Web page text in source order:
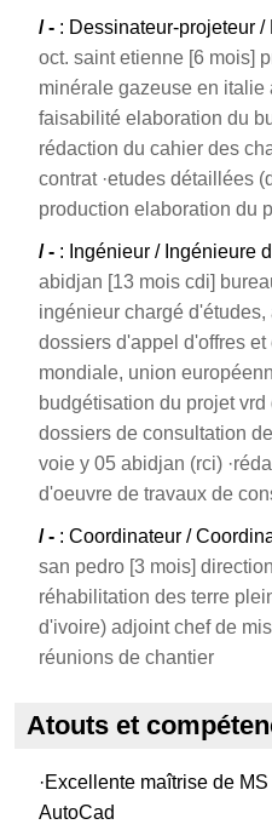
/ - : Dessinateur-projeteur
oct. saint etienne [6 mois]
minérale gazeuse en italie
faisabilité elaboration du
rédaction du cahier des
contrat ·etudes détaillées
production elaboration du
/ - : Ingénieur / Ingénieure
abidjan [13 mois cdi]
ingénieur chargé
dossiers d'appel d'offres
mondiale, union
budgétisation du projet
dossiers de consultation
voie y 05 abidjan (rci)
d'oeuvre de travaux de
/ - : Coordinateur /
san pedro [3 mois]
réhabilitation des terre
d'ivoire) adjoint chef de
réunions de chantier
Atouts et
·Excellente maîtrise de
AutoCad